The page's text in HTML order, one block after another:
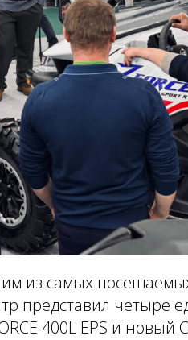
из самых
представил четыре
400L EPS и новый